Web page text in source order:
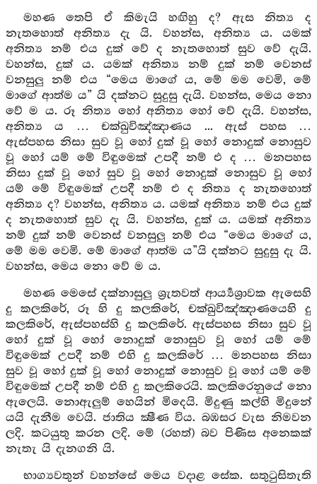
මහණ තෙපි ඒ කිමැයි හඟිහු ද? ඇස නිත්‍ය ද
නැතහොත් අනිත්‍ය දැ යි. වහන්ස, අනිත්‍ය ය. යමක්
අනිත්‍ය නම් එය දුක් වේ ද නැතහොත් සුව වේ දැයි.
වහන්ස, දුක් ය. යමක් අනිත්‍ය නම් දුක් නම් වෙනස්
වනසුලු නම් එය “මෙය මාගේ ය, මේ මම වෙමි, මේ
මාගේ ආත්ම ය” යි දක්නට සුදුසු දැයි. වහන්ස, මෙය නො
වේ ම ය. රූ නිත්‍ය හෝ අනිත්‍ය හෝ වේ දැයි. වහන්ස,
අනිත්‍ය ය … චක්ඛුවිඤ්ඤාණය ... ඇස් පහස …
ඇස්පහස නිසා සුව වූ හෝ දුක් වූ හෝ නොදුක් නොසුව
වූ හෝ යම් මේ විඳුමෙක් උපදී නම් එ ද … මනපහස
නිසා දුක් වූ හෝ සුව වූ හෝ නොදුක් නොසුව වූ හෝ
යම් මේ විඳුමෙක් උපදී නම් එ ද නිත්‍ය ද නැතහොත්
අනිත්‍ය ද? වහන්ස, අනිත්‍ය ය. යමක් අනිත්‍ය නම් එය දුක්
ද නැතහොත් සුව දැ යි. වහන්ස, දුක් ය. යමක් අනිත්‍ය
නම් දුක් නම් වෙනස් වනසුලු නම් එය “මෙය මාගේ ය,
මේ මම වෙමි. මේ මාගේ ආත්ම ය”යි දක්නට සුදුසු දැ යි.
වහන්ස, මෙය නො වේ ම ය.
මහණ මෙසේ දක්නාසුලු ශ්‍රැතවත් ආර්‍ය්‍යශ්‍රාවක ඇසෙහි
දු කලකිරේ, රූ හි දු කලකිරේ, චක්ඛුවිඤ්ඤාණයෙහි දු
කලකිරේ, ඇස්පහස්හි දු කලකිරේ. ඇස්පහස නිසා සුව වූ
හෝ දුක් වූ හෝ නොදුක් නොසුව වූ හෝ යම් මේ
විඳුමෙක් උපදී නම් එහි දු කලකිරේ … මනපහස නිසා
සුව වූ හෝ දුක් වූ හෝ නොදුක් නොසුව වූ හෝ යම් මේ
විඳුමෙක් උපදී නම් එහි දු කලකිරෙයි. කලකිරෙනුයේ නො
ඇලෙයි. නොඇලුම් හෙයින් මිදෙයි. මිදුණු කල්හි මිදුනේ
යයි දැනීම වෙයි. ජාතිය ක්‍ෂීණ විය. බඹසර වැස නිමවන
ලදි. කටයුතු කරන ලදි. මේ (රහත්) බව පිණිස අනෙකක්
නැතැ යි දැනගනි යි.
භාග්‍යවතුන් වහන්සේ මෙය වදාළ සේක. සතුටුසිතැති